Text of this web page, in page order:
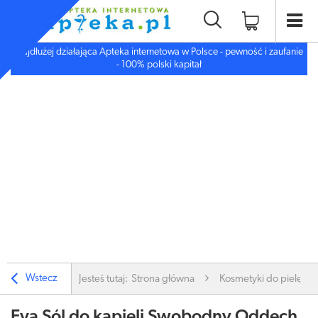
Najdłużej działająca Apteka internetowa w Polsce - pewność i zaufanie
- 100% polski kapitał
Wstecz Jesteś tutaj: Strona główna Kosmetyki do